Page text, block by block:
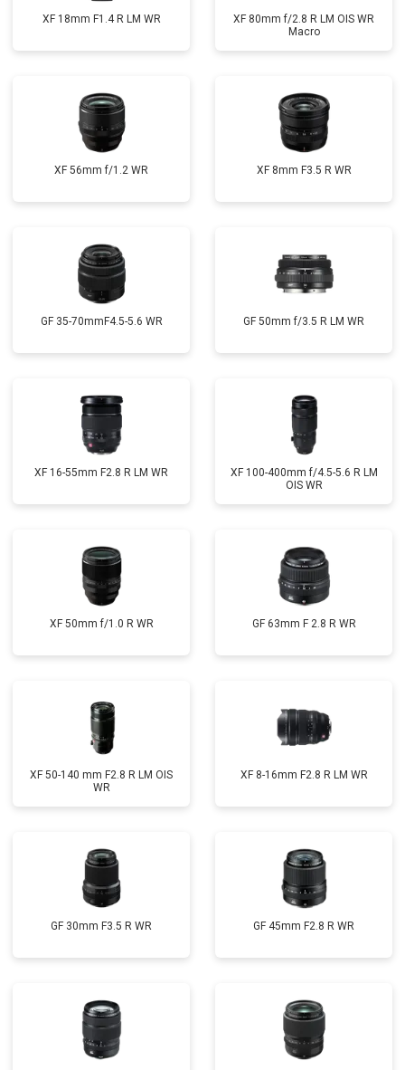
XF 18mm F1.4 R LM WR
XF 80mm f/2.8 R LM OIS WR
Macro
XF 56mm f/1.2 WR XF 8mm F3.5 R WR
GF 35-70mmF4.5-5.6 WR GF 50mm f/3.5 R LM WR
XF 16-55mm F2.8 R LM WR
XF 100-400mm f/4.5-5.6 R LM
OIS WR
XF 50mm f/1.0 R WR GF 63mm F 2.8 R WR
XF 50-140 mm F2.8 R LM OIS
WR
XF 8-16mm F2.8 R LM WR
GF 30mm F3.5 R WR GF 45mm F2.8 R WR